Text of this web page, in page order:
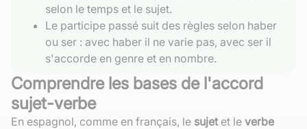
selon le temps et le sujet.
Le participe passé suit des règles selon haber
ou ser : avec haber il ne varie pas, avec ser il
s'accorde en genre et en nombre.
Comprendre les bases de l'accord
sujet-verbe
En espagnol, comme en français, le sujetet le verbe